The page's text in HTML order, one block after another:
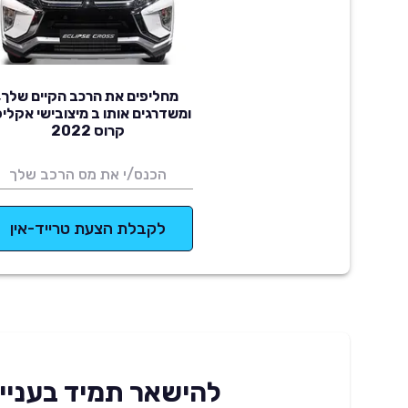
מחליפים את הרכב הקיים
ומשדרגים אותו ב מיצובישי
קרוס 2022
לקבלת הצעת טרייד-אין
להישאר תמיד